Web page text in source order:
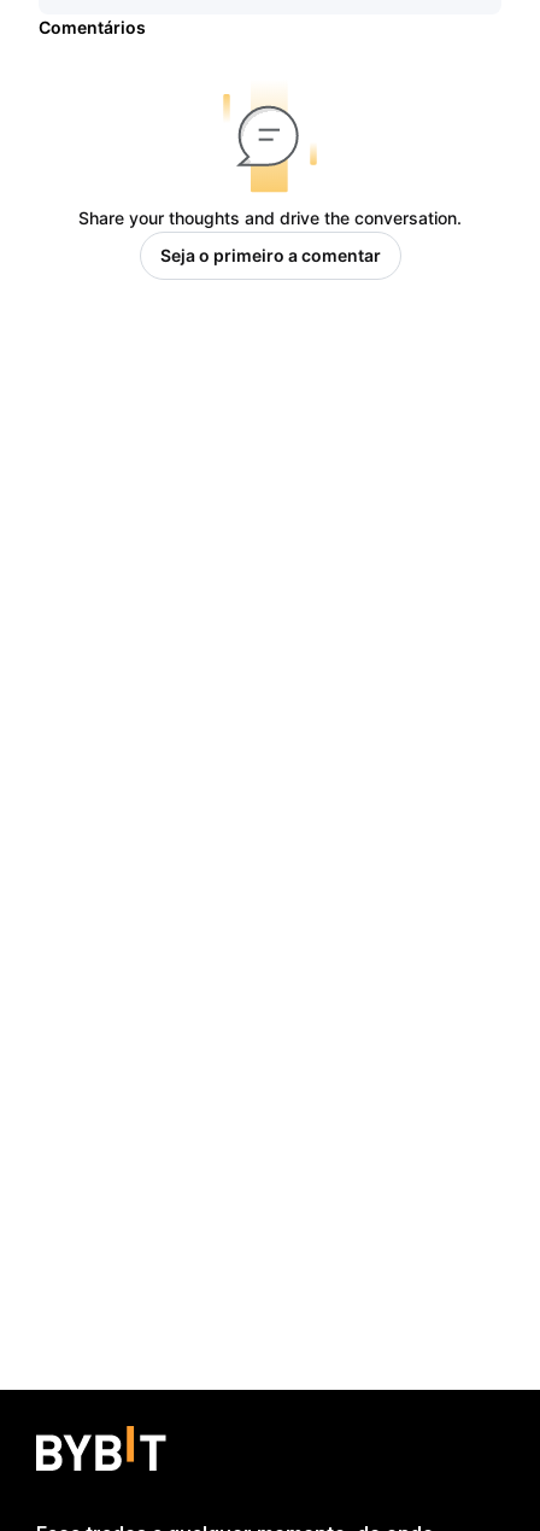
Comentários
Share your thoughts and drive the conversation.
Seja o primeiro a comentar